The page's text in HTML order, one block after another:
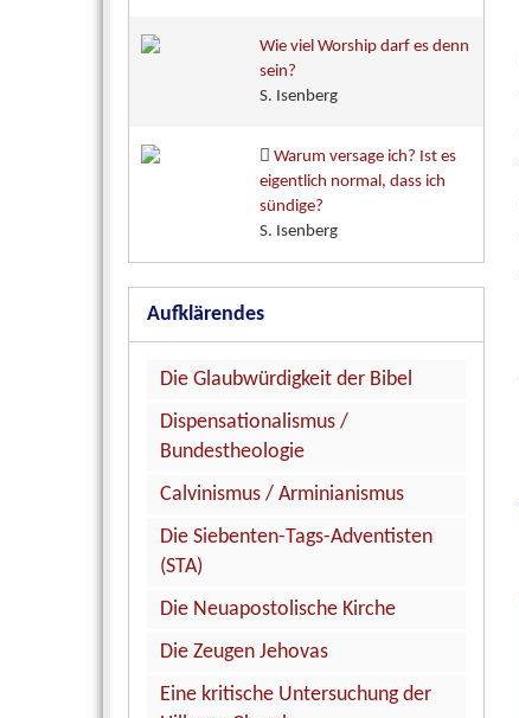
Wie viel Worship darf es denn
sein?
S. Isenberg
Warum versage ich? Ist es
eigentlich normal, dass ich
sündige?
S. Isenberg
Aufklärendes
Die Glaubwürdigkeit der Bibel
Dispensationalismus /
Bundestheologie
Calvinismus / Arminianismus
Die Siebenten-Tags-Adventisten
(STA)
Die Neuapostolische Kirche
Die Zeugen Jehovas
Eine kritische Untersuchung der